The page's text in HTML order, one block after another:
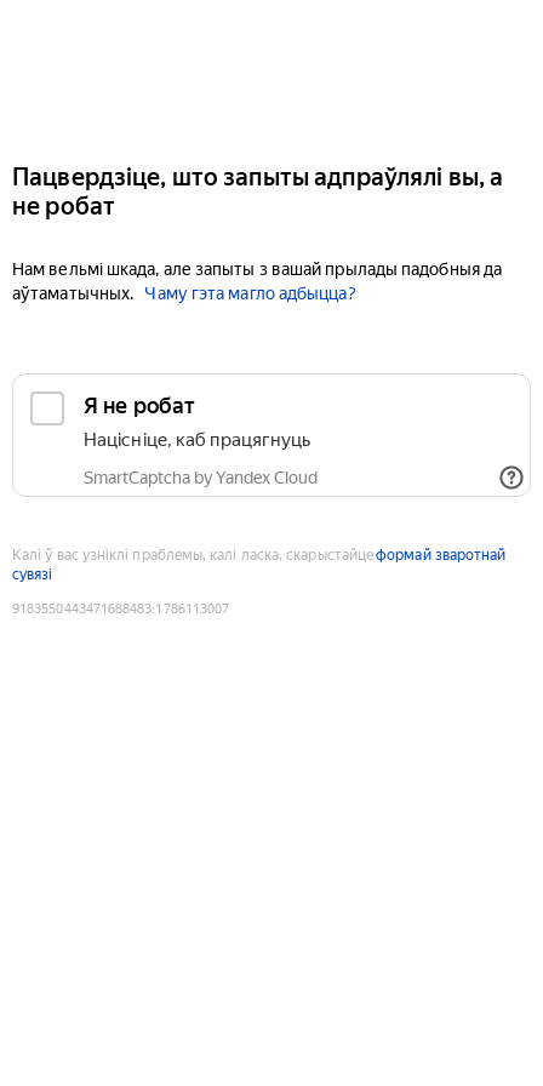
Пацвердзіце, што запыты адпраўлялі вы, а
не робат
Нам вельмі шкада, але запыты з вашай прылады падобныя да
аўтаматычных.
Чаму гэта магло адбыцца?
Я не робат
Націсніце, каб працягнуць
SmartCaptcha by Yandex Cloud
Калі ў вас узніклі праблемы, калі ласка, скарыстайцеформай зваротнай
сувязі
9183550443471688483:1786113007